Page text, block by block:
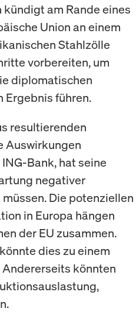
am Rande eines
Union an einem
Stahlzölle
vorbereiten, um
diplomatischen
Ergebnis führen.
resultierenden
Auswirkungen
Bank, hat seine
negativer
Die potenziellen
in Europa hängen
der EU zusammen.
dies zu einem
könnten